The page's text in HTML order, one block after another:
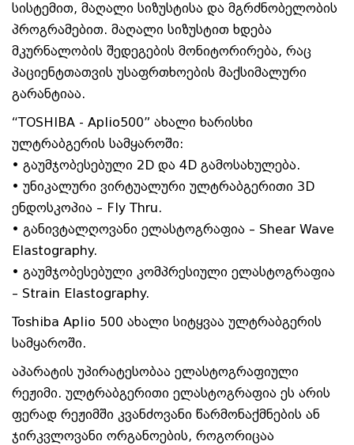
სისტემით, მაღალი სიზუსტისა და მგრძნობელობის
პროგრამებით. მაღალი სიზუსტით ხდება
მკურნალობის შედეგების მონიტორირება, რაც
პაციენტთათვის უსაფრთხოების მაქსიმალური
გარანტიაა.
“TOSHIBA - Aplio500” ახალი ხარისხი
ულტრაბგერის სამყაროში:
• გაუმჯობესებული 2D და 4D გამოსახულება.
• უნიკალური ვირტუალური ულტრაბგერითი 3D
ენდოსკოპია – Fly Thru.
• განივტალღოვანი ელასტოგრაფია – Shear Wave
Elastography.
• გაუმჯობესებული კომპრესიული ელასტოგრაფია
– Strain Elastography.
Toshiba Aplio 500 ახალი სიტყვაა ულტრაბგერის
სამყაროში.
აპარატის უპირატესობაა ელასტოგრაფიული
რეჟიმი. ულტრაბგერითი ელასტოგრაფია ეს არის
ფერად რეჟიმში კვანძოვანი წარმონაქმნების ან
ჯირკვლოვანი ორგანოების, როგორიცაა